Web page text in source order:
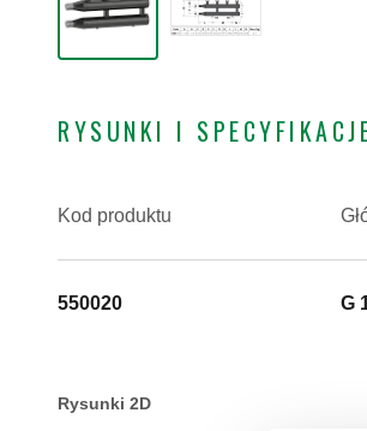
RYSUNKI I
Kod produktu
550020 G
Rysunki 2D